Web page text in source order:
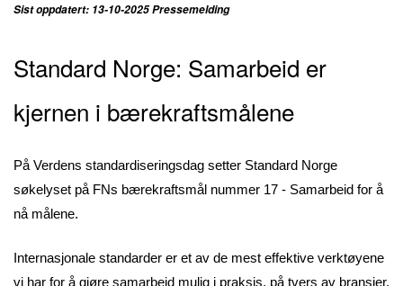
Sist oppdatert: 13-10-2025 Pressemelding
Standard Norge: Samarbeid er
kjernen i bærekraftsmålene
På Verdens standardiseringsdag setter Standard Norge
søkelyset på FNs bærekraftsmål nummer 17 - Samarbeid for å
nå målene.
Internasjonale standarder er et av de mest effektive verktøyene
vi har for å gjøre samarbeid mulig i praksis, på tvers av bransjer,